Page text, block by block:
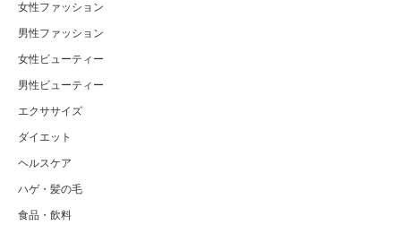
女性ファッション
男性ファッション
女性ビューティー
男性ビューティー
エクササイズ
ダイエット
ヘルスケア
ハゲ・髪の毛
食品・飲料